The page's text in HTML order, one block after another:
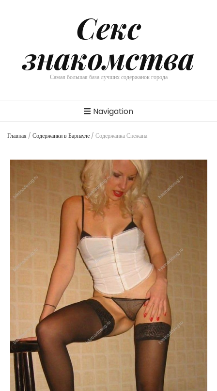
Секс
знакомства
Самая большая база лучших содержанок города
Navigation
Главная / Содержанки в Барнауле / Содержанка Снежана